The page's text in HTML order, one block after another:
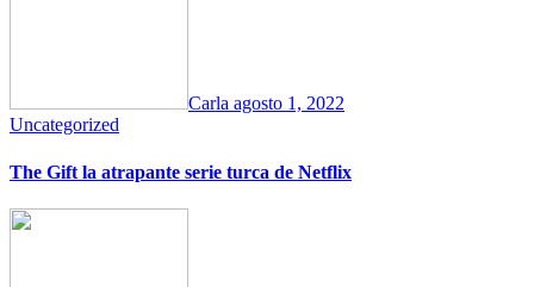
Carla agosto 1, 2022
Uncategorized
The Gift la atrapante serie turca de Netflix